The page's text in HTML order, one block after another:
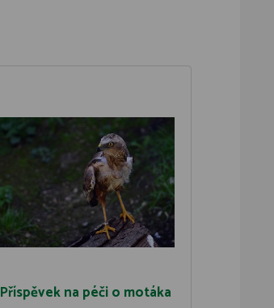
Příspěvek na péči o motáka